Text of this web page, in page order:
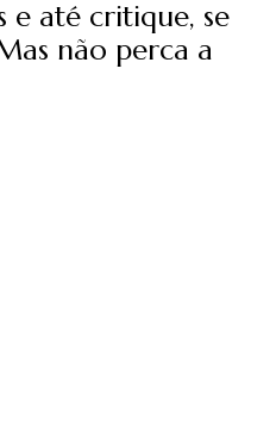
e até critique, se
não perca a